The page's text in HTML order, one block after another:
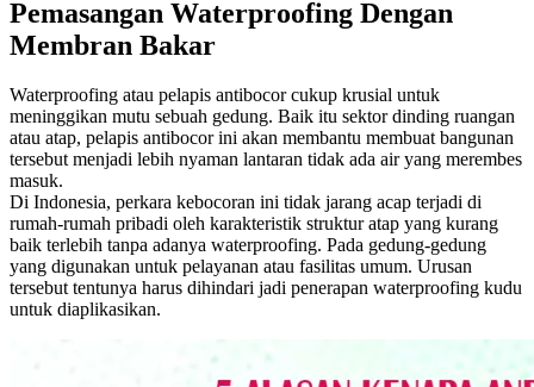
Pemasangan Waterproofing Dengan
Membran Bakar
Waterproofing atau pelapis antibocor cukup krusial untuk
meninggikan mutu sebuah gedung. Baik itu sektor dinding ruangan
atau atap, pelapis antibocor ini akan membantu membuat bangunan
tersebut menjadi lebih nyaman lantaran tidak ada air yang merembes
masuk.
Di Indonesia, perkara kebocoran ini tidak jarang acap terjadi di
rumah-rumah pribadi oleh karakteristik struktur atap yang kurang
baik terlebih tanpa adanya waterproofing. Pada gedung-gedung
yang digunakan untuk pelayanan atau fasilitas umum. Urusan
tersebut tentunya harus dihindari jadi penerapan waterproofing kudu
untuk diaplikasikan.